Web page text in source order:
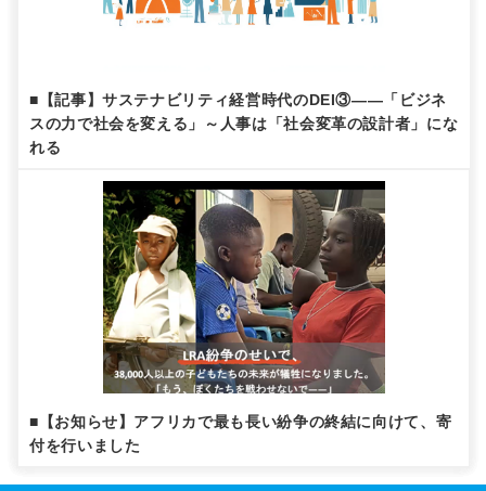
■【記事】サステナビリティ経営時代のDEI③——「ビジネ
スの力で社会を変える」～人事は「社会変革の設計者」にな
れる
■【お知らせ】アフリカで最も長い紛争の終結に向けて、寄
付を行いました